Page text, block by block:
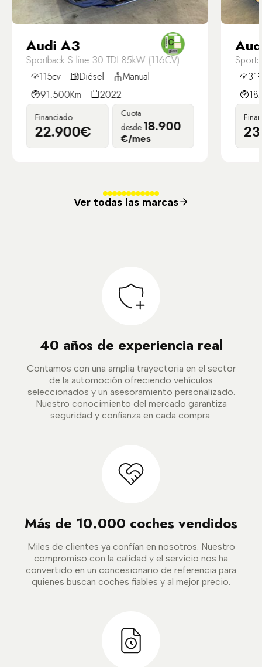
Audi A3
Sportback S line 30 TDI 85kW (116CV)
115cv
Diésel
Manual
91.500Km
2022
Financiado
22.900€
Cuota
desde 18.900
€/mes
Ver todas las marcas
40 años de experiencia real
Contamos con una amplia trayectoria en el sector
de la automoción ofreciendo vehículos
seleccionados y un asesoramiento personalizado.
Nuestro conocimiento del mercado garantiza
seguridad y confianza en cada compra.
Más de 10.000 coches vendidos
Miles de clientes ya confían en nosotros. Nuestro
compromiso con la calidad y el servicio nos ha
convertido en un concesionario de referencia para
quienes buscan coches fiables y al mejor precio.